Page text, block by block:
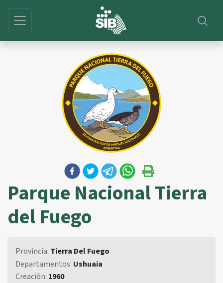
Parque Nacional Tierra
del Fuego
Provincia: Tierra Del Fuego
Departamentos: Ushuaia
Creación: 1960